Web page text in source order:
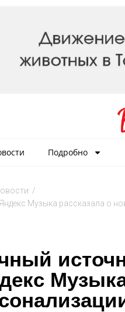
Подробно
/
Музыка рассказала о